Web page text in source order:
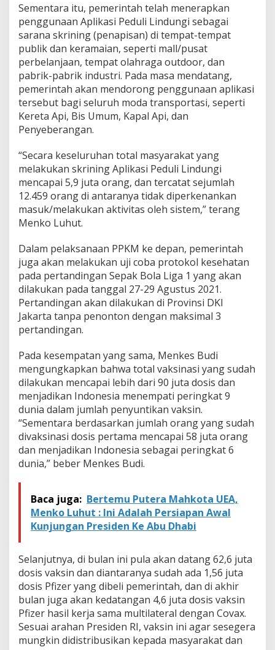
Sementara itu, pemerintah telah menerapkan
penggunaan Aplikasi Peduli Lindungi sebagai
sarana skrining (penapisan) di tempat-tempat
publik dan keramaian, seperti mall/pusat
perbelanjaan, tempat olahraga outdoor, dan
pabrik-pabrik industri. Pada masa mendatang,
pemerintah akan mendorong penggunaan aplikasi
tersebut bagi seluruh moda transportasi, seperti
Kereta Api, Bis Umum, Kapal Api, dan
Penyeberangan.
“Secara keseluruhan total masyarakat yang
melakukan skrining Aplikasi Peduli Lindungi
mencapai 5,9 juta orang, dan tercatat sejumlah
12.459 orang di antaranya tidak diperkenankan
masuk/melakukan aktivitas oleh sistem,” terang
Menko Luhut.
Dalam pelaksanaan PPKM ke depan, pemerintah
juga akan melakukan uji coba protokol kesehatan
pada pertandingan Sepak Bola Liga 1 yang akan
dilakukan pada tanggal 27-29 Agustus 2021.
Pertandingan akan dilakukan di Provinsi DKI
Jakarta tanpa penonton dengan maksimal 3
pertandingan.
Pada kesempatan yang sama, Menkes Budi
mengungkapkan bahwa total vaksinasi yang sudah
dilakukan mencapai lebih dari 90 juta dosis dan
menjadikan Indonesia menempati peringkat 9
dunia dalam jumlah penyuntikan vaksin.
“Sementara berdasarkan jumlah orang yang sudah
divaksinasi dosis pertama mencapai 58 juta orang
dan menjadikan Indonesia sebagai peringkat 6
dunia,” beber Menkes Budi.
Baca juga: Bertemu Putera Mahkota UEA,
Menko Luhut : Ini Adalah Persiapan Awal
Kunjungan Presiden Ke Abu Dhabi
Selanjutnya, di bulan ini pula akan datang 62,6 juta
dosis vaksin dan diantaranya sudah ada 1,56 juta
dosis Pfizer yang dibeli pemerintah, dan di akhir
bulan juga akan kedatangan 4,6 juta dosis vaksin
Pfizer hasil kerja sama multilateral dengan Covax.
Sesuai arahan Presiden RI, vaksin ini agar sesegera
mungkin didistribusikan kepada masyarakat dan